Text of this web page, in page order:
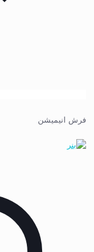
فرش انیمیشن